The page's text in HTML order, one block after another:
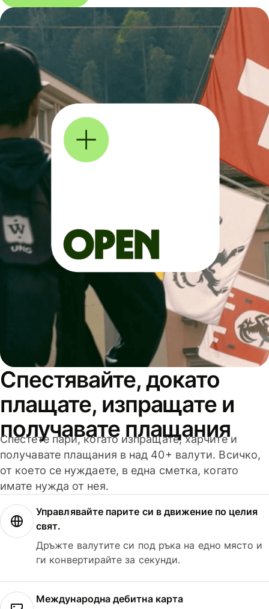
Спестявайте, докато
плащате, изпращате и
получавате плащания
Спестете пари, когато изпращате, харчите и
получавате плащания в над 40+ валути. Всичко,
от което се нуждаете, в една сметка, когато
имате нужда от нея.
Управлявайте парите си в движение по целия
свят.
Дръжте валутите си под ръка на едно място и
ги конвертирайте за секунди.
Международна дебитна карта